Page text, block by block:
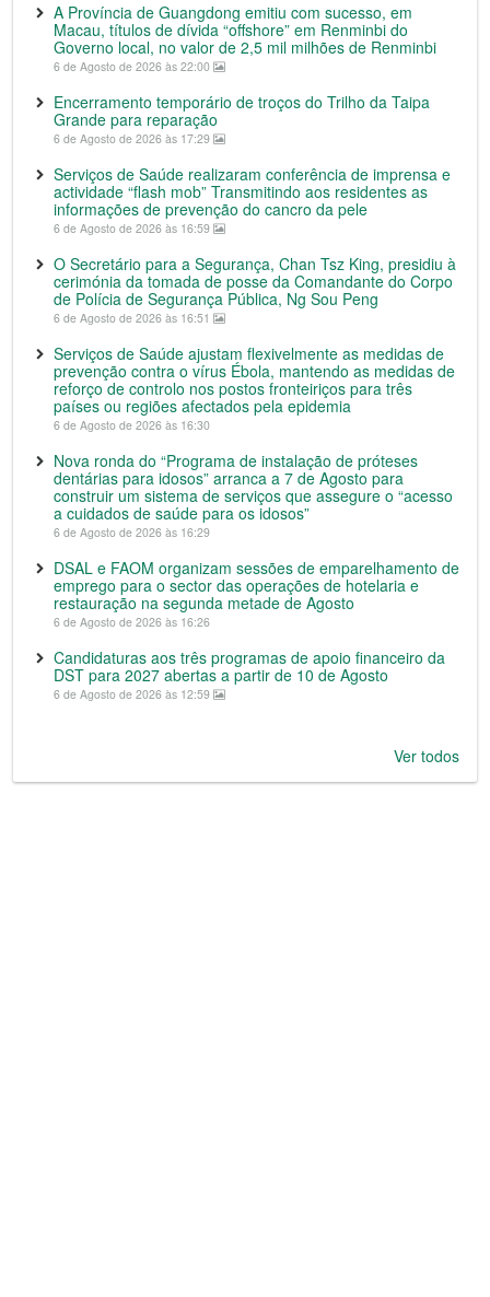
A Província de Guangdong emitiu com sucesso, em
Macau, títulos de dívida “offshore” em Renminbi do
Governo local, no valor de 2,5 mil milhões de Renminbi
6 de Agosto de 2026 às 22:00
Encerramento temporário de troços do Trilho da Taipa
Grande para reparação
6 de Agosto de 2026 às 17:29
Serviços de Saúde realizaram conferência de imprensa e
actividade “flash mob” Transmitindo aos residentes as
informações de prevenção do cancro da pele
6 de Agosto de 2026 às 16:59
O Secretário para a Segurança, Chan Tsz King, presidiu à
cerimónia da tomada de posse da Comandante do Corpo
de Polícia de Segurança Pública, Ng Sou Peng
6 de Agosto de 2026 às 16:51
Serviços de Saúde ajustam flexivelmente as medidas de
prevenção contra o vírus Ébola, mantendo as medidas de
reforço de controlo nos postos fronteiriços para três
países ou regiões afectados pela epidemia
6 de Agosto de 2026 às 16:30
Nova ronda do “Programa de instalação de próteses
dentárias para idosos” arranca a 7 de Agosto para
construir um sistema de serviços que assegure o “acesso
a cuidados de saúde para os idosos”
6 de Agosto de 2026 às 16:29
DSAL e FAOM organizam sessões de emparelhamento de
emprego para o sector das operações de hotelaria e
restauração na segunda metade de Agosto
6 de Agosto de 2026 às 16:26
Candidaturas aos três programas de apoio financeiro da
DST para 2027 abertas a partir de 10 de Agosto
6 de Agosto de 2026 às 12:59
Ver todos